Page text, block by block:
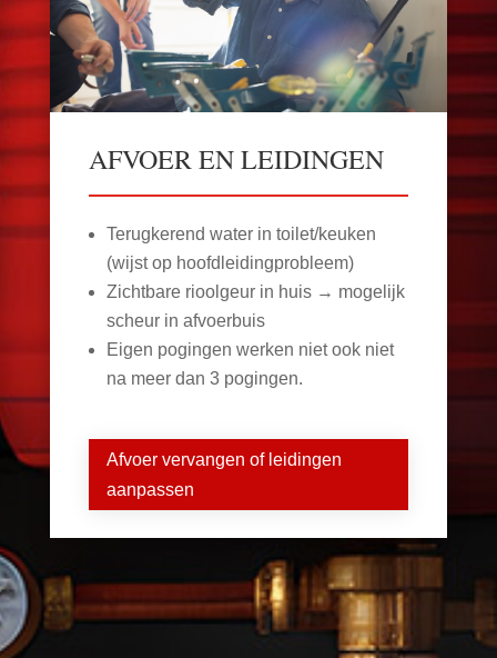
AFVOER EN LEIDINGEN
Terugkerend water in toilet/keuken
(wijst op hoofdleidingprobleem)
Zichtbare rioolgeur in huis → mogelijk
scheur in afvoerbuis
Eigen pogingen werken niet ook niet
na meer dan 3 pogingen.
Afvoer vervangen of leidingen
aanpassen